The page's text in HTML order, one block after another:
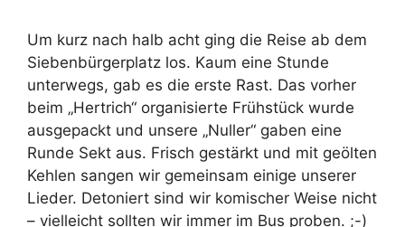
Um kurz nach halb acht ging die Reise ab dem
Siebenbürgerplatz los. Kaum eine Stunde
unterwegs, gab es die erste Rast. Das vorher
beim „Hertrich“ organisierte Frühstück wurde
ausgepackt und unsere „Nuller“ gaben eine
Runde Sekt aus. Frisch gestärkt und mit geölten
Kehlen sangen wir gemeinsam einige unserer
Lieder. Detoniert sind wir komischer Weise nicht
– vielleicht sollten wir immer im Bus proben. ;-)